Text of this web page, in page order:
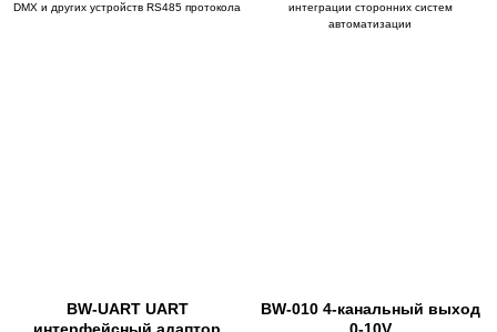
DMX и других устройств RS485 протокола
интеграции сторонних систем
автоматизации
BW-UART UART
BW-010 4-канальный выход